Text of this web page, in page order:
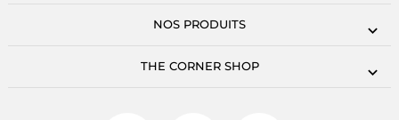
NOS PRODUITS
THE CORNER SHOP